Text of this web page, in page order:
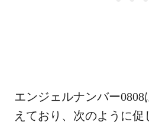
エンジェルナンバー
えており、次のように促